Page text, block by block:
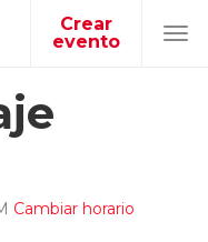
Crear
evento
Cambiar horario